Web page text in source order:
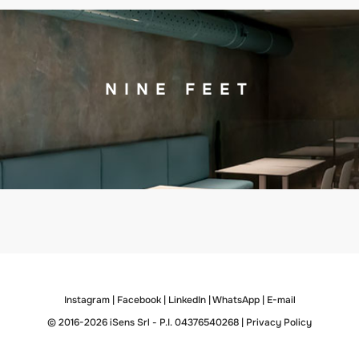
NINE FEET
Instagram| Facebook| LinkedIn|WhatsApp| E-mail
© 2016-2026 iSens Srl - P.I. 04376540268 | Privacy Policy